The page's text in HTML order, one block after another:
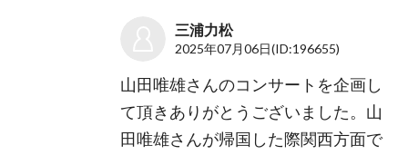
三浦力松
2025年07月06日(ID:196655)
山田唯雄さんのコンサートを企画し
て頂きありがとうございました。山
田唯雄さんが帰国した際関西方面で